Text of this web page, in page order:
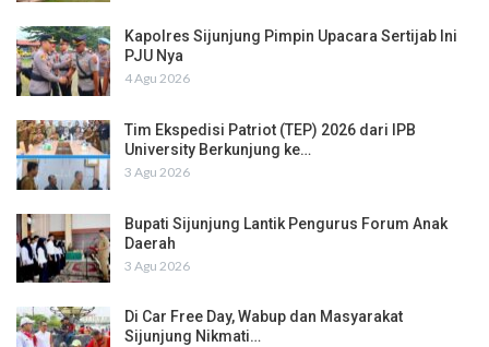
Kapolres Sijunjung Pimpin Upacara Sertijab Ini
PJU Nya
4 Agu 2026
Tim Ekspedisi Patriot (TEP) 2026 dari IPB
University Berkunjung ke…
3 Agu 2026
Bupati Sijunjung Lantik Pengurus Forum Anak
Daerah
3 Agu 2026
Di Car Free Day, Wabup dan Masyarakat
Sijunjung Nikmati…